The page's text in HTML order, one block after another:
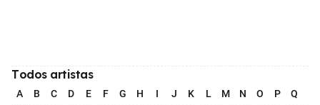
Todos artistas
A B C D E F G H I J K L M N O P Q